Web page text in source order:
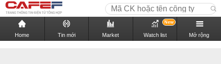
Home Tin mới Market Watch list
New
Mở rộng